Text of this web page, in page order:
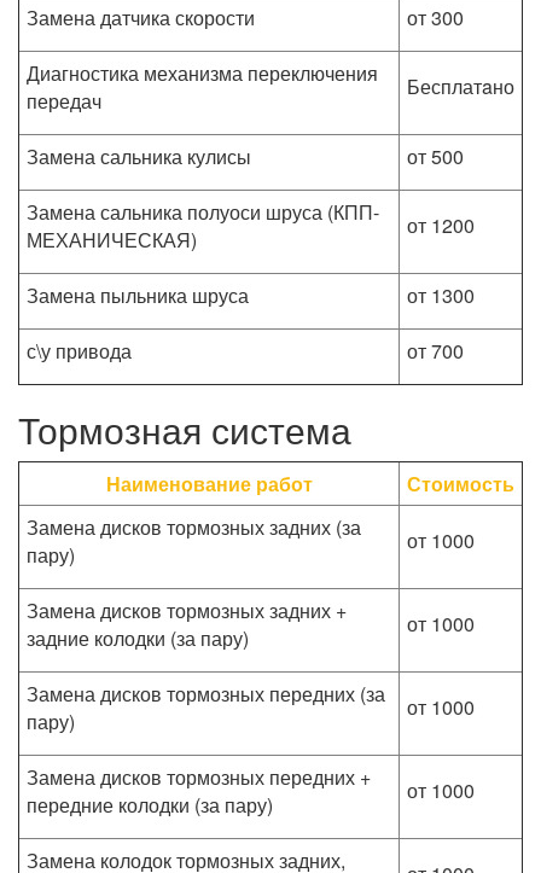
Замена датчика скорости
от 300
Диагностика механизма переключения
передач
Бесплатaно
Замена сальника кулисы
от 500
Замена сальника полуоси шруса (КПП-
МЕХАНИЧЕСКАЯ)
от 1200
Замена пыльника шруса
от 1300
с\у привода
от 700
Тормозная система
Наименование работ
Стоимость
Замена дисков тормозных задних (за
пару)
от 1000
Замена дисков тормозных задних +
задние колодки (за пару)
от 1000
Замена дисков тормозных передних (за
пару)
от 1000
Замена дисков тормозных передних +
передние колодки (за пару)
от 1000
Замена колодок тормозных задних,